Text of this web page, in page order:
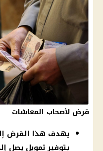
قرض لأصحاب المعاشات
يهدف هذا القرض
بتوفير تمويل يصل إلى 10 آلاف